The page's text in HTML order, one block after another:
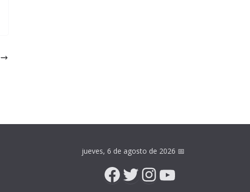
jueves, 6 de agosto de 2026 📅
Facebook
Twitter
Instagram
YouTube